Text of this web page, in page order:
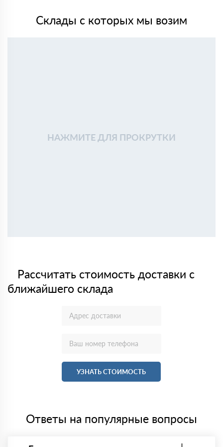
Склады с которых мы возим
НАЖМИТЕ ДЛЯ ПРОКРУТКИ
Рассчитать стоимость доставки с
ближайшего склада
УЗНАТЬ СТОИМОСТЬ
Ответы на популярные вопросы